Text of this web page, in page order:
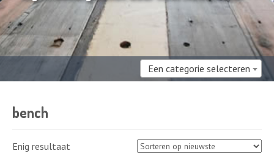
Een categorie selecteren
bench
Enig resultaat